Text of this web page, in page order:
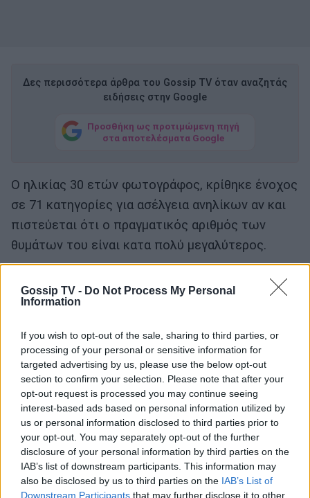
Gossip TV - Do Not Process My Personal
Information
If you wish to opt-out of the sale, sharing to third parties, or
processing of your personal or sensitive information for
targeted advertising by us, please use the below opt-out
section to confirm your selection. Please note that after your
opt-out request is processed you may continue seeing
interest-based ads based on personal information utilized by
us or personal information disclosed to third parties prior to
your opt-out. You may separately opt-out of the further
disclosure of your personal information by third parties on the
IAB’s list of downstream participants. This information may
also be disclosed by us to third parties on the IAB’s List of
Downstream Participants that may further disclose it to other
Δες περισσότερα άρθρα του Gossip TV όταν αναζητάς
ειδήσεις στην Google
Προσθήκη ως προτιμώμενη πηγή
στα αποτελέσματα Google
Ο ηλικίας 30 ετών φωτογράφος, κρίθηκε ένοχος
σε 71 κατηγορίες για ασέλγεια ανηλίκων αν και
πιστεύεται ότι ο πραγματικός αριθμός των
θυμάτων του είναι κατα πολύ μεγαλύτερος.